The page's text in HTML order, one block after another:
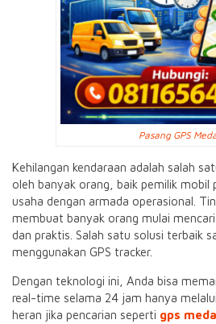
Pasang GPS
Kehilangan kendaraan adalah salah
oleh banyak orang, baik pemilik mobil
usaha dengan armada operasional.
membuat banyak orang mulai
dan praktis. Salah satu solusi terbaik
menggunakan GPS tracker.
Dengan teknologi ini, Anda bisa
real-time selama 24 jam hanya
heran jika pencarian seperti gps